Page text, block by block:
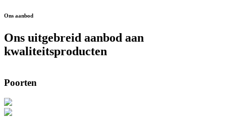
Ons aanbod
Ons uitgebreid aanbod aan
kwaliteitsproducten
Poorten